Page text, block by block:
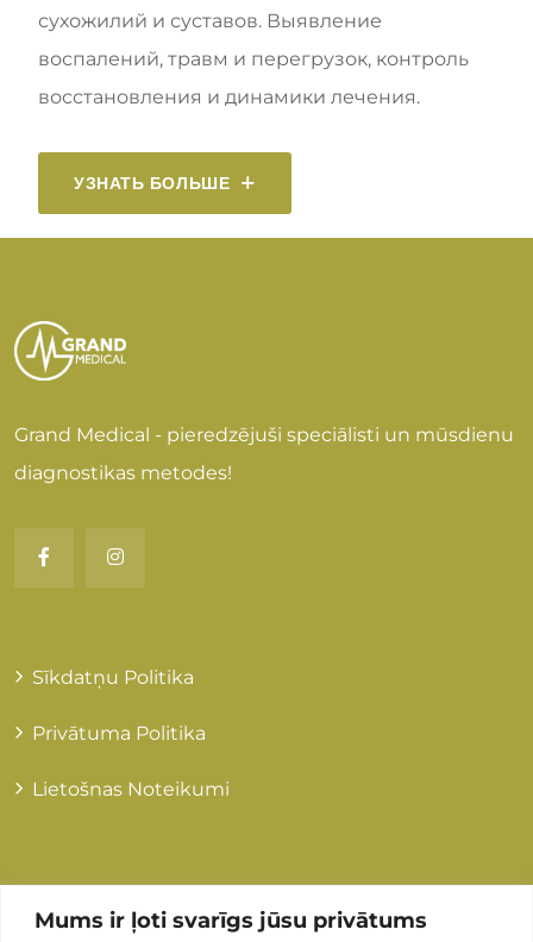
Mums ir ļoti svarīgs jūsu privātums
сухожилий и суставов. Выявление
воспалений, травм и перегрузок, контроль
восстановления и динамики лечения.
УЗНАТЬ БОЛЬШЕ
Grand Medical - pieredzējuši speciālisti un mūsdienu
diagnostikas metodes!
Sīkdatņu Politika
Privātuma Politika
Lietošnas Noteikumi
Kontakti